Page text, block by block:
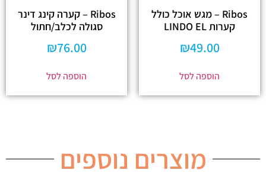
Ribos – מגש אוכל כולל
קערות LINDO EL
₪49.00
הוספה לסל
Ribos – קערה קינג דינר
סגולה לכלב/חתול
₪76.00
הוספה לסל
מוצרים נוספים